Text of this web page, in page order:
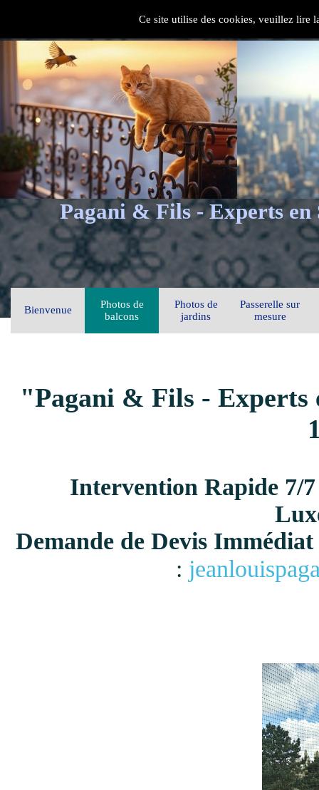
Ce site utilise des cookies, veuillez lire
Pagani & Fils - Experts en
Bienvenue
Photos de
balcons
Photos de
jardins
Passerelle sur
mesure
"Pagani & Fils - Experts
Intervention Rapide 7/
Demande de Devis
: